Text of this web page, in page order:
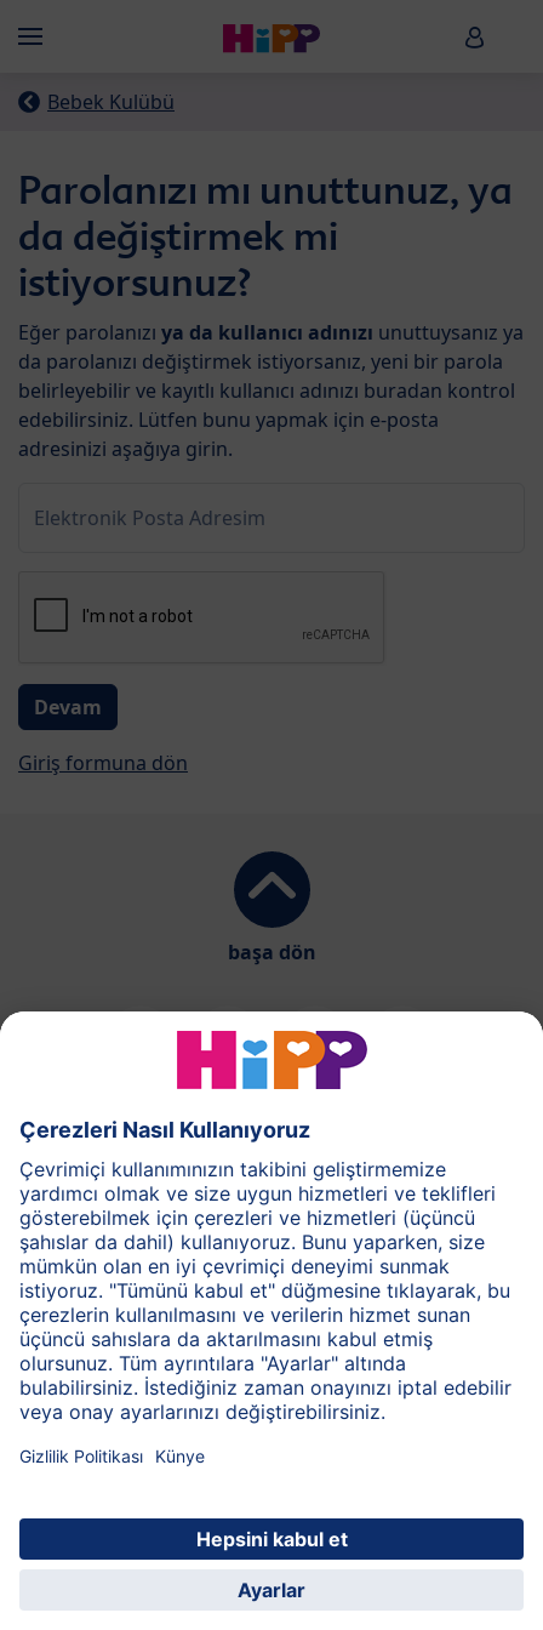
Menü HiPP
Bebek Kulübü
Parolanızı mı unuttunuz, ya
da değiştirmek mi
istiyorsunuz?
Eğer parolanızı ya da kullanıcı adınızı unuttuysanız ya
da parolanızı değiştirmek istiyorsanız, yeni bir parola
belirleyebilir ve kayıtlı kullanıcı adınızı buradan kontrol
edebilirsiniz. Lütfen bunu yapmak için e-posta
adresinizi aşağıya girin.
Elektronik Posta Adresim
Giriş formuna dön
başa dön
HiPP Süt Formülü HiPP Ek Gıda
HiPP Bakım
HiPP Hamilelik
Gizlilik İlkesi
Genel Kullanım Şartları
Bilgi Toplum Hizmetleri
Baskı
HiPP Hakkında
İletişim
© 2026 HiPP